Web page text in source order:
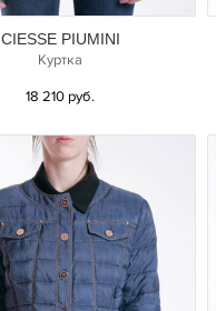
CIESSE PIUMINI
Куртка
18 210 руб.